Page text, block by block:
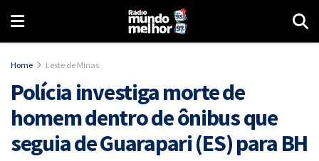
Home Leste de Minas
Polícia investiga morte de
homem dentro de ônibus que
seguia de Guarapari (ES) para BH